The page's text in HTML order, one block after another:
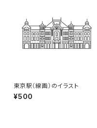
東京駅（線画）のイラスト
¥500